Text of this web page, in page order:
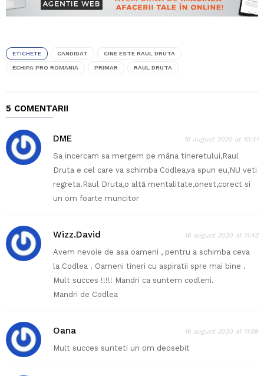
ETICHETE CANDIDAT CINE ESTE RAUL DRUTA
ECHIPA PRO ROMANIA PRIMAR RAUL DRUTA
5 COMENTARII
DME 16 august 2020 at 10:41
Sa incercam sa mergem pe mâna tineretului,Raul
Druta e cel care va schimba Codlea,va spun eu,NU veti
regreta.Raul Druta,o altă mentalitate,onest,corect si
un om foarte muncitor
Wizz.David 16 august 2020 at 11:43
Avem nevoie de asa oameni , pentru a schimba ceva
la Codlea . Oameni tineri cu aspiratii spre mai bine .
Mult succes !!!!! Mandri ca suntem codleni.
Mandri de Codlea
Oana 16 august 2020 at 11:59
Mult succes sunteti un om deosebit